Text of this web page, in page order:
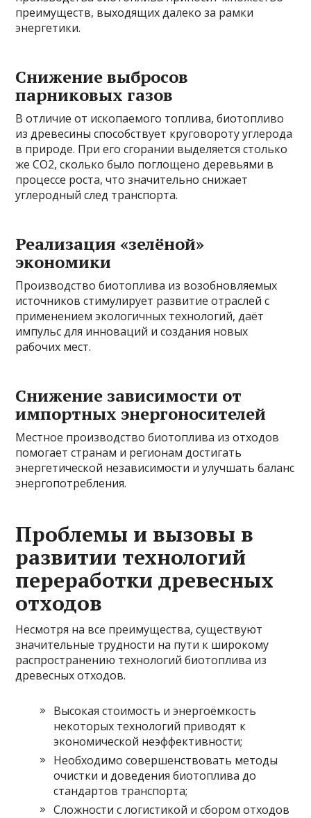
преимуществ, выходящих далеко за рамки
энергетики.
Снижение выбросов
парниковых газов
В отличие от ископаемого топлива, биотопливо
из древесины способствует круговороту углерода
в природе. При его сгорании выделяется столько
же CO2, сколько было поглощено деревьями в
процессе роста, что значительно снижает
углеродный след транспорта.
Реализация «зелёной»
экономики
Производство биотоплива из возобновляемых
источников стимулирует развитие отраслей с
применением экологичных технологий, даёт
импульс для инноваций и создания новых
рабочих мест.
Снижение зависимости от
импортных энергоносителей
Местное производство биотоплива из отходов
помогает странам и регионам достигать
энергетической независимости и улучшать баланс
энергопотребления.
Проблемы и вызовы в
развитии технологий
переработки древесных
отходов
Несмотря на все преимущества, существуют
значительные трудности на пути к широкому
распространению технологий биотоплива из
древесных отходов.
Высокая стоимость и энергоёмкость
некоторых технологий приводят к
экономической неэффективности;
Необходимо совершенствовать методы
очистки и доведения биотоплива до
стандартов транспорта;
Сложности с логистикой и сбором отходов